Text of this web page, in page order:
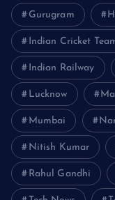
Gurugram
Indian Cricket
Indian Railway
Lucknow
Mumbai
Nitish Kumar
Rahul Gandhi